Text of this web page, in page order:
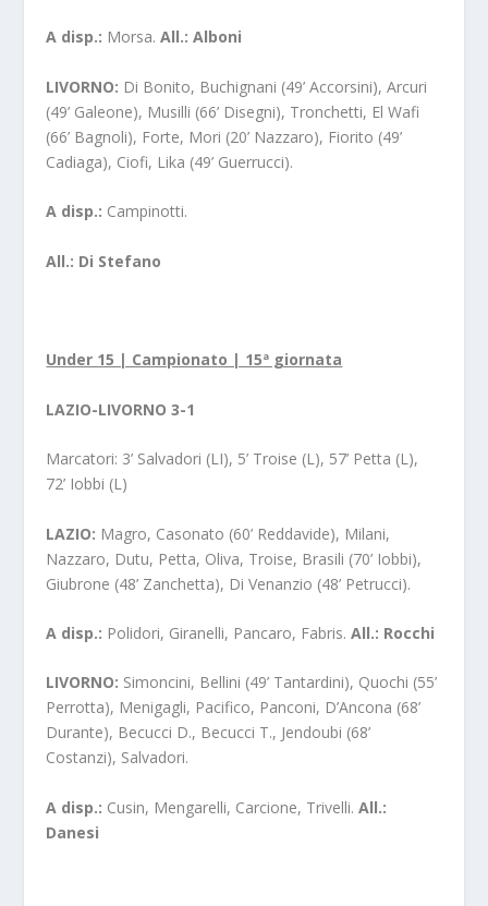
A disp.: Morsa.All.: Alboni
LIVORNO: Di Bonito, Buchignani (49’ Accorsini), Arcuri
(49’ Galeone), Musilli (66’ Disegni), Tronchetti, El Wafi
(66’ Bagnoli), Forte, Mori (20’ Nazzaro), Fiorito (49’
Cadiaga), Ciofi, Lika (49’ Guerrucci).
A disp.: Campinotti.
All.: Di Stefano
Under 15 | Campionato | 15ª giornata
LAZIO-LIVORNO 3-1
Marcatori: 3’ Salvadori (LI), 5’ Troise (L), 57’ Petta (L),
72’ Iobbi (L)
LAZIO: Magro, Casonato (60’ Reddavide), Milani,
Nazzaro, Dutu, Petta, Oliva, Troise, Brasili (70’ Iobbi),
Giubrone (48’ Zanchetta), Di Venanzio (48’ Petrucci).
A disp.: Polidori, Giranelli, Pancaro, Fabris.All.: Rocchi
LIVORNO: Simoncini, Bellini (49’ Tantardini), Quochi (55’
Perrotta), Menigagli, Pacifico, Panconi, D’Ancona (68’
Durante), Becucci D., Becucci T., Jendoubi (68’
Costanzi), Salvadori.
A disp.: Cusin, Mengarelli, Carcione, Trivelli.All.:
Danesi